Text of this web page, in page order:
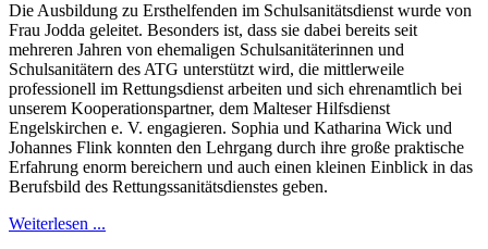
Die Ausbildung zu Ersthelfenden im Schulsanitätsdienst wurde von
Frau Jodda geleitet. Besonders ist, dass sie dabei bereits seit
mehreren Jahren von ehemaligen Schulsanitäterinnen und
Schulsanitätern des ATG unterstützt wird, die mittlerweile
professionell im Rettungsdienst arbeiten und sich ehrenamtlich bei
unserem Kooperationspartner, dem Malteser Hilfsdienst
Engelskirchen e. V. engagieren. Sophia und Katharina Wick und
Johannes Flink konnten den Lehrgang durch ihre große praktische
Erfahrung enorm bereichern und auch einen kleinen Einblick in das
Berufsbild des Rettungssanitätsdienstes geben.
Weiterlesen ...